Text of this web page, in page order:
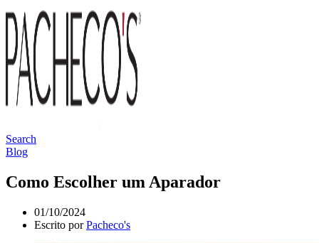
Search
Blog
Como Escolher um Aparador
01/10/2024
Escrito porPacheco's